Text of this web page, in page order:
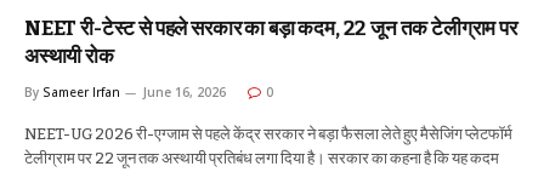
NEET री-टेस्ट से पहले सरकार का बड़ा कदम, 22 जून तक टेलीग्राम पर
अस्थायी रोक
By Sameer Irfan June 16, 2026 0
NEET-UG 2026 री-एग्जाम से पहले केंद्र सरकार ने बड़ा फैसला लेते हुए मैसेजिंग प्लेटफॉर्म
टेलीग्राम पर 22 जून तक अस्थायी प्रतिबंध लगा दिया है। सरकार का कहना है कि यह कदम